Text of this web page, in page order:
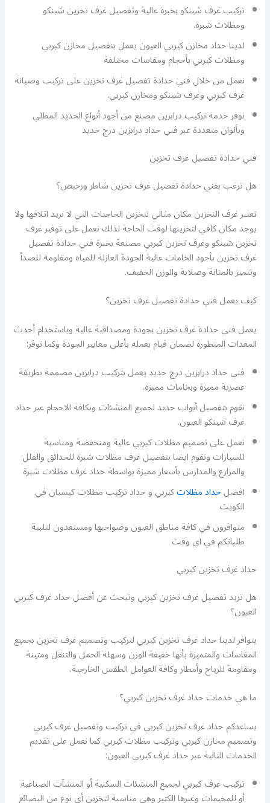
تركيب غرف شينكو بخبرة عالية وتفصيل غرف تخزين شينكو
ومظلات شبرة.
لدينا حداد مخازن كيربي العيون يعمل بتفصيل مخازن كيربي
ومظلات كيربي بأحجام ومقاسات مختلفة
نعمل من خلال فني حدادة تفصيل غرف تخزين على تركيب وصيانة
غرف كيربي وغرف شينكو ومخازن كيربي.
نوفر خدمة تركيب درابزين مصنع من أجود أنواع الحديد المطلي
وبألوان متعددة عبر فني حداد درابزين درج حديد
فني حدادة تفصيل غرف تخزين
هل ترغب بفني حدادة تفصيل غرف تخزين شاطر ورخيص؟
تعتبر غرف التخزين مكان مثالي لتخزين الحاجيات التي لا نريد اتلافها ولا
يوجد مكان كافي لتخزينها لوقت الحاجة لذلك نعمل على توفير غرف
تخزين شينكو وغرف تخزين كيربي مصنعة بخبرة فني حدادة تفصيل
غرف تخزين بأجود الخامات عالية الجودة العازلة للمياه ومقاومة للصدأ
وتتميز بالمتانة وصلابة والوزن الخفيف.
كيف يعمل فني حدادة تفصيل غرف تخزين؟
يعمل فني حدادة غرف تخزين بجودة ومصداقية عالية وباستخدام أحدث
المعدات المتطورة لضمان قيام بعمله بأعلى معايير الجودة وكما نوفر:
فني حداد درابزين درج حديد يعمل بتركيب درابزين مصممة بطريقة
عصرية مميزة وبخامات مميزة.
نقوم بتفصيل أبواب حديد لجميع المنشئات وبكافة الاحجام عبر حداد
غرف شينكو العيون.
نعمل على تصميم مظلات كيربي عالية ومنخفضة ومناسبة
للسيارات ونقوم ايضا بتفصيل غرف مظلات شبرة للحدائق والفلل
والمزارع والمدارس بأسعار مميزة بواسطة حداد غرف مظلات شبرة
افضلحداد مظلاتكيربي و حداد تركيب مظلات كيسبان في
الكويت
متوافرون في كافة مناطق العيون وضواحيها ومستعدون لتلبية
طلباتكم في اي وقت
حداد غرف تخزين كيربي
هل تريد تفصيل غرف تخزين كيربي وتبحث عن أفضل حداد غرف كيربي
العيون؟
يتوافر لدينا حداد غرف تخزين كيربي لتركيب وتصميم غرف تخزين بجميع
المقاسات والمتميزة بأنها خفيفة الوزن وسهلة الحمل والتنقل ومتينة
ومقاومة للرياح وأمطار وكافة العوامل الطقس الخارجية.
ما هي خدمات حداد غرف تخزين كيربي؟
يساعدكم حداد غرف تخزين كيربي في تركيب وتفصيل غرف كيربي
وتصميم مخازن كيربي وتركيب مظلات كيربي كما نعمل على تقديم
الخدمات التالية عبر حداد غرف كيربي العيون:
تركيب غرف كيربي لجميع المنشئات السكنية أو المنشآت الصناعية
أو للمخيمات وغيرها الكثير وهي مناسبة لتخزين أي نوع من البضائع